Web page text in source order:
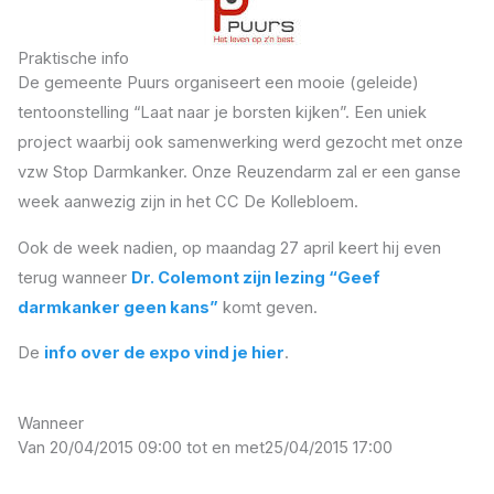
Praktische info
De gemeente Puurs organiseert een mooie (geleide)
tentoonstelling “Laat naar je borsten kijken”. Een uniek
project waarbij ook samenwerking werd gezocht met onze
vzw Stop Darmkanker. Onze Reuzendarm zal er een ganse
week aanwezig zijn in het CC De Kollebloem.
Ook de week nadien, op maandag 27 april keert hij even
terug wanneer Dr. Colemont zijn lezing “Geef
darmkanker geen kans” komt geven.
De info over de expo vind je hier.
Wanneer
Van 20/04/2015 09:00 tot en met25/04/2015 17:00